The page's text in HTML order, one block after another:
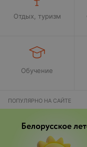
Отдых, туризм
Обучение
ПОПУЛЯРНО НА САЙТЕ